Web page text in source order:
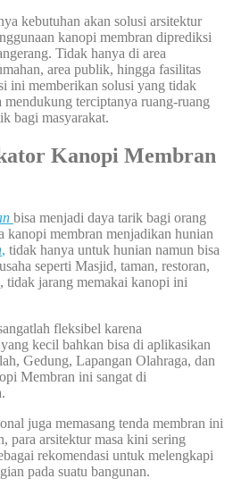
kebutuhan akan solusi arsitektur
kanopi membran diprediksi
Tidak hanya di area
area publik, hingga fasilitas
ini memberikan solusi yang tidak
terciptanya ruang-ruang
bagi masyarakat.
Kanopi Membran
bisa menjadi daya tarik bagi orang
kanopi membran menjadikan hunian
, tidak hanya untuk hunian namun bisa
seperti Masjid, taman, restoran,
tidak jarang memakai kanopi ini
fleksibel karena
kecil bahkan bisa di aplikasikan
Gedung, Lapangan Olahraga, dan
Membran ini sangat di
juga memasang tenda membran ini
para arsitektur masa kini sering
rekomendasi untuk melengkapi
pada suatu bangunan.